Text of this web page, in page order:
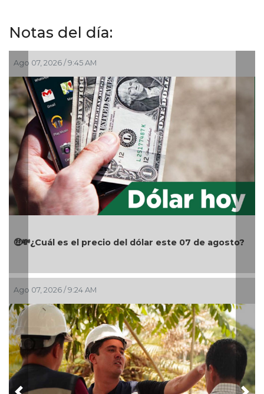
Notas del día:
Ago 07, 2026 / 9:45 AM
🤑💸¿Cuál es el precio del dólar este 07 de agosto?
Ago 07, 2026 / 9:24 AM